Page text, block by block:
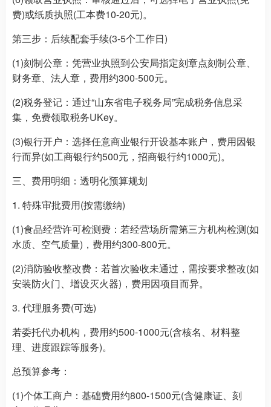
费)或纸质执照(工本费10-20元)。
第三步：后续配套手续(3-5个工作日)
(1)刻制公章：凭营业执照到公安局指定刻章点刻制公章、
财务章、法人章，费用约300-500元。
(2)税务登记：通过“山东省电子税务局”完成税务信息采
集，免费领取税务UKey。
(3)银行开户：选择任意商业银行开设基本账户，费用因银
行而异(如工商银行约500元，招商银行约1000元)。
三、费用明细：透明化预算规划
1. 特殊审批费用(按需缴纳)
(1)食品经营许可检测费：若经营场所需第三方机构检测(如
水质、空气质量)，费用约300-800元。
(2)消防验收整改费：若首次验收未通过，需按要求整改(如
安装防火门、增设灭火器)，费用因项目而异。
3. 代理服务费(可选)
若委托代办机构，费用约500-1000元(含核名、材料整
理、进度跟踪等服务)。
总预算参考：
(1)个体工商户：基础费用约800-1500元(含健康证、刻